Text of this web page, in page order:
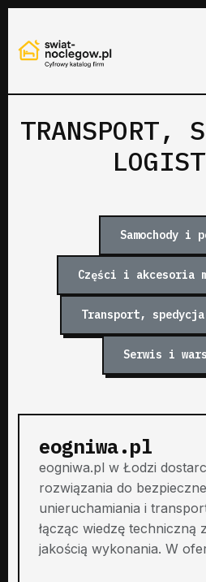
TRANSPORT,
Samochody i
Części i akcesoria
Transport,
Serwis i
eogniwa.pl
eogniwa.pl w Łodzi
rozwiązania do
unieruchamiania i
łącząc wiedzę techniczną
jakością wykonania. W